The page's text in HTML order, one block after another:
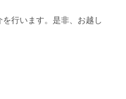
行います。是非、お越し